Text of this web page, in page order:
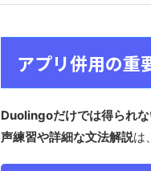
アプリ併用の重
Duolingoだけでは得られ
声練習や詳細な文法解説は